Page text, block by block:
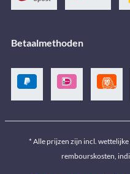
Betaalmethoden
* Alle prijzen zijn incl. wettelijke
rembourskosten,